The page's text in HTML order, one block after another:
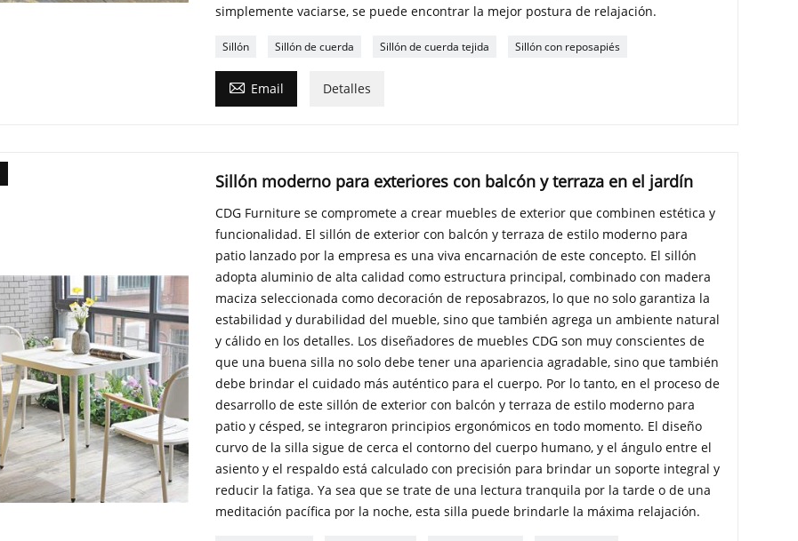
simplemente vaciarse, se puede encontrar la mejor postura de relajación.
Sillón Sillón de cuerda Sillón de cuerda tejida Sillón con reposapiés
 Email Detalles
Sillón moderno para exteriores con balcón y terraza en el jardín
CDG Furniture se compromete a crear muebles de exterior que combinen estética y
funcionalidad. El sillón de exterior con balcón y terraza de estilo moderno para
patio lanzado por la empresa es una viva encarnación de este concepto. El sillón
adopta aluminio de alta calidad como estructura principal, combinado con madera
maciza seleccionada como decoración de reposabrazos, lo que no solo garantiza la
estabilidad y durabilidad del mueble, sino que también agrega un ambiente natural
y cálido en los detalles. Los diseñadores de muebles CDG son muy conscientes de
que una buena silla no solo debe tener una apariencia agradable, sino que también
debe brindar el cuidado más auténtico para el cuerpo. Por lo tanto, en el proceso de
desarrollo de este sillón de exterior con balcón y terraza de estilo moderno para
patio y césped, se integraron principios ergonómicos en todo momento. El diseño
curvo de la silla sigue de cerca el contorno del cuerpo humano, y el ángulo entre el
asiento y el respaldo está calculado con precisión para brindar un soporte integral y
reducir la fatiga. Ya sea que se trate de una lectura tranquila por la tarde o de una
meditación pacífica por la noche, esta silla puede brindarle la máxima relajación.